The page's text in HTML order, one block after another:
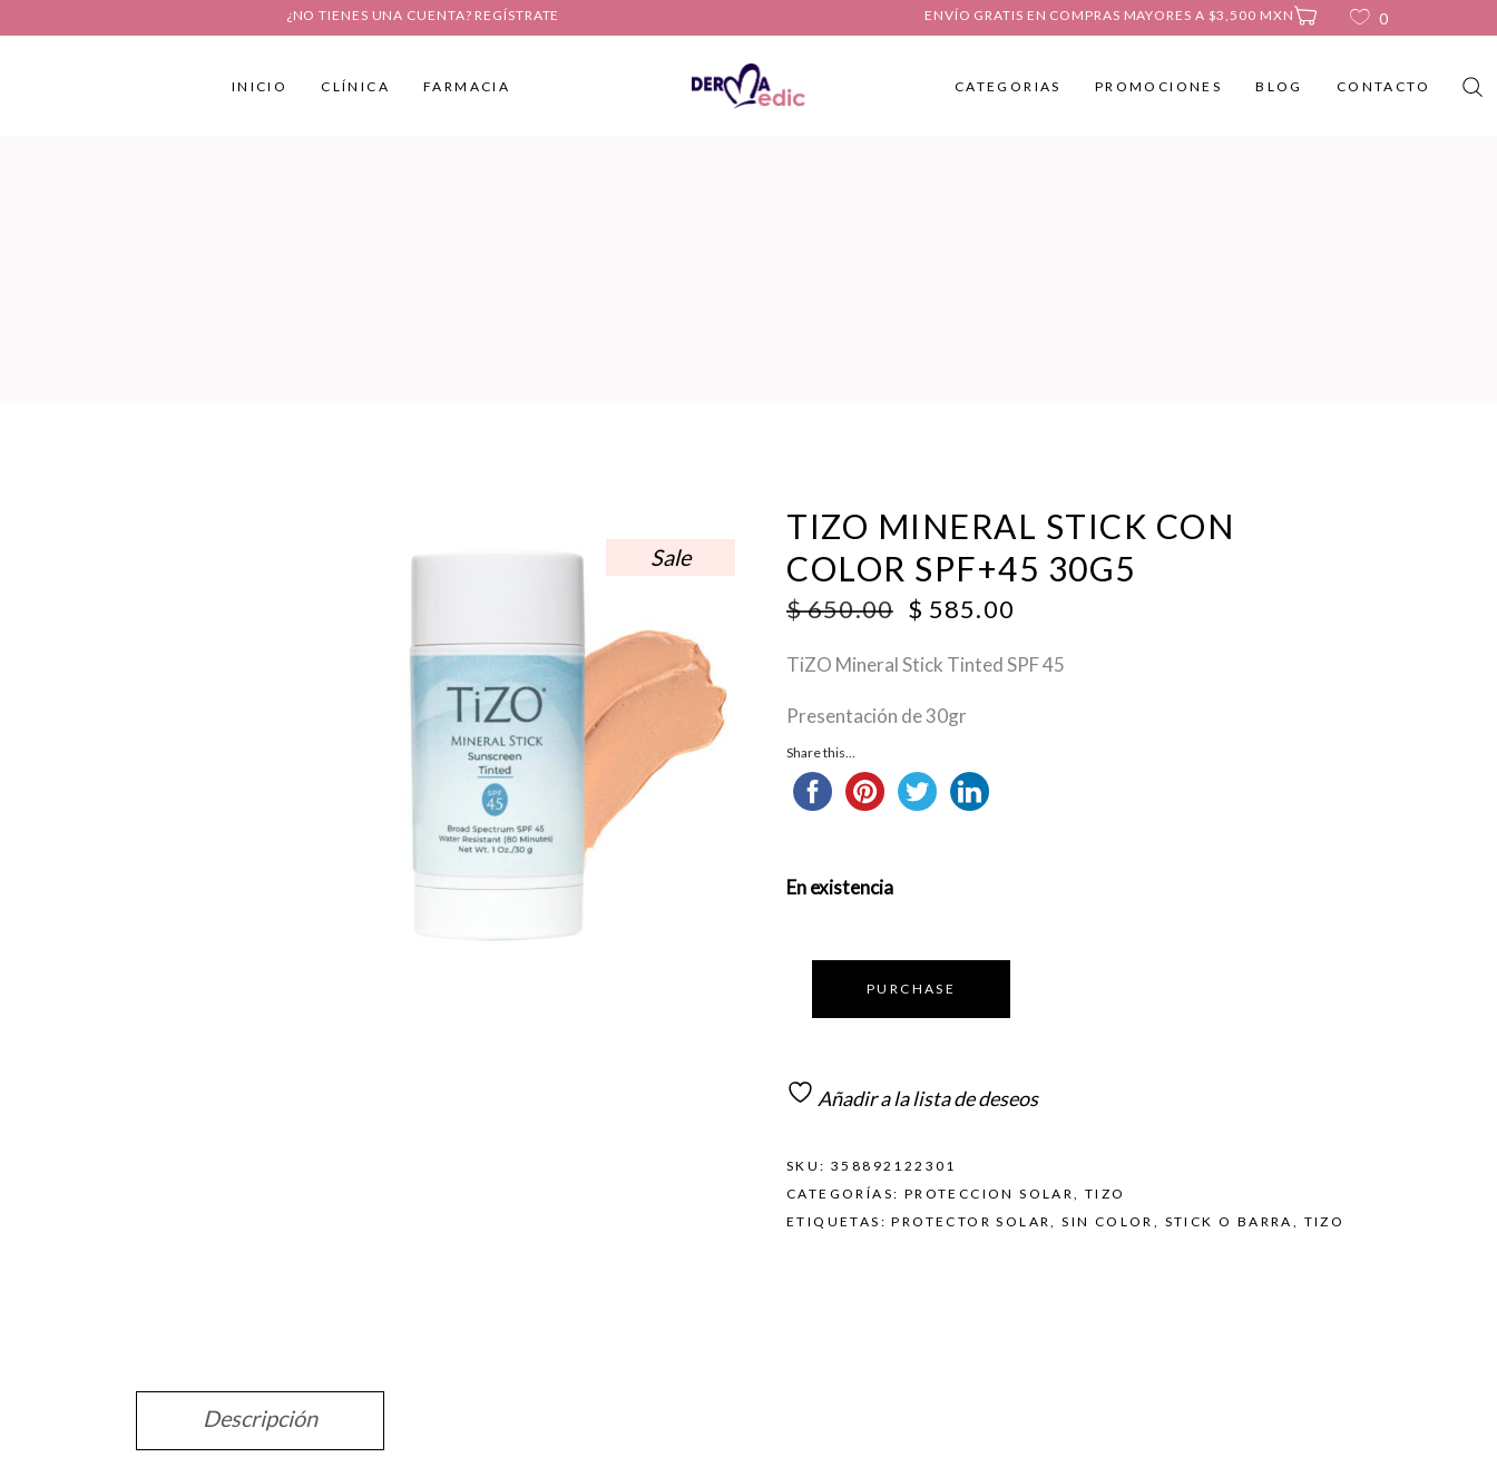
¿NO TIENES UNA CUENTA? REGÍSTRATE ENVÍO GRATIS EN COMPRAS MAYORES A $3,500 MXN
No products in the cart.
0
INICIO CLÍNICA FARMACIA CATEGORIAS PROMOCIONES BLOG CONTACTO
Sale
TIZO MINERAL STICK CON
COLOR SPF+45 30G5
$650.00 ORIGINAL
WAS:
$ 650.00.
$ 585.00
IS:
$ 585.00.
TiZO Mineral Stick Tinted SPF 45
Presentación de 30gr
Share this...
En existencia
PURCHASE
Añadir a la lista de deseos
SKU: 358892122301
CATEGORÍAS: PROTECCION SOLAR,TIZO
ETIQUETAS:PROTECTOR SOLAR,SIN COLOR , STICK O BARRA , TIZO
Descripción